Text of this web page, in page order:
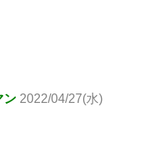
ン 2022/04/27(水)